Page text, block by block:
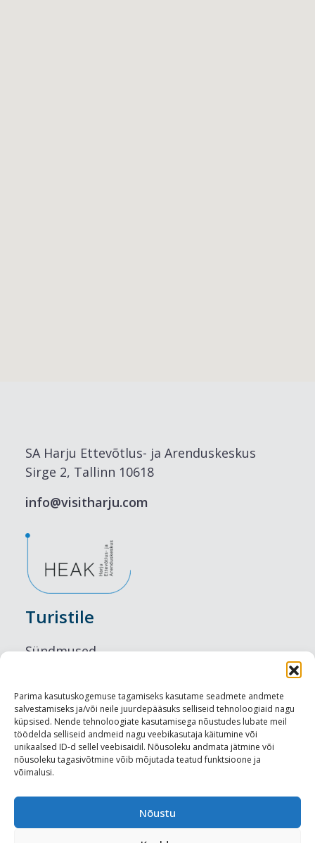
Parima kasutuskogemuse tagamiseks kasutame seadmete andmete
salvestamiseks ja/või neile juurdepääsuks selliseid tehnoloogiaid nagu
küpsised. Nende tehnoloogiate kasutamisega nõustudes lubate meil
töödelda selliseid andmeid nagu veebikasutaja käitumine või
unikaalsed ID-d sellel veebisaidil. Nõusoleku andmata jätmine või
nõusoleku tagasivõtmine võib mõjutada teatud funktsioone ja
võimalusi.
Nõustu
SA Harju Ettevõtlus- ja Arenduskeskus
Sirge 2, Tallinn 10618
info@visitharju.com
Turistile
Sündmused
Maitseelamused
Vaatamisväärsused
Visit Tallinn
Turismiprofessionaalile